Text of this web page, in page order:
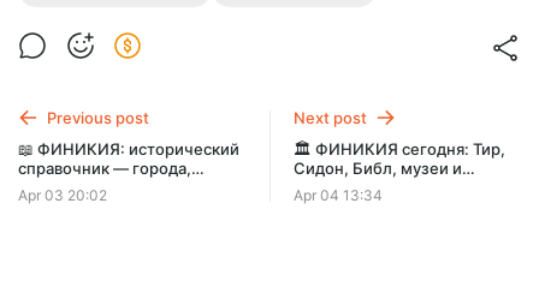
религия, алфавит, Карфаген, карта, PDF, инфографика и
видео.
Billed every 12 months.
Previous post
📖 ФИНИКИЯ: исторический
справочник — города,
территория, торговля,
общество ии упадок
Apr 03 20:02
Next post
🏛️ ФИНИКИЯ сегодня: Тир,
Сидон, Библ, музеи и
финикийские артефакты |
Путешествие в прошлое
Apr 04 13:34